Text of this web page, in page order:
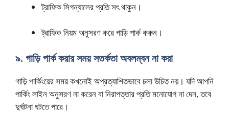
ট্রাফিক সিগন্যালের প্রতি সৎ থাকুন।
ট্রাফিক নিয়ম অনুসরণ করে গাড়ি পার্ক করুন।
৯. গাড়ি পার্ক করার সময় সতর্কতা অবলম্বন না করা
গাড়ি পার্কিংয়ের সময় কখনোই অপ্রত্যাশিতভাবে চলা উচিত নয়। যদি আপনি
পার্কিং লাইন অনুসরণ না করেন বা নিরাপত্তার প্রতি মনোযোগ না দেন, তবে
দুর্ঘটনা ঘটতে পারে।